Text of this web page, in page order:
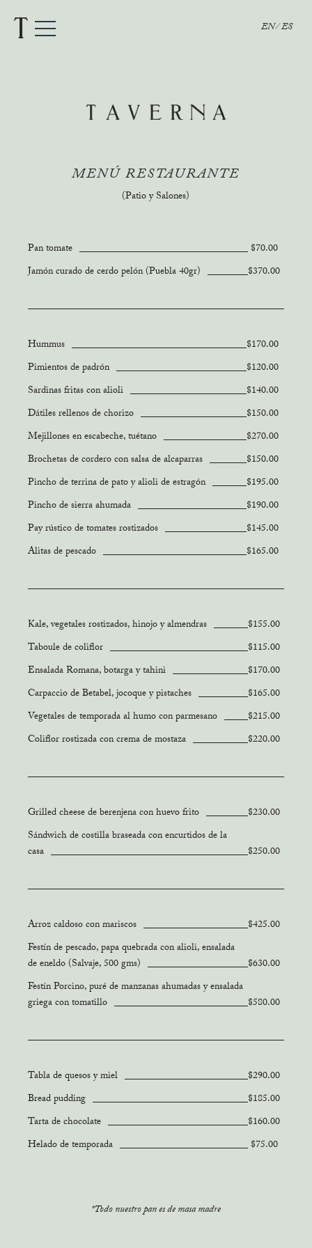
EN ES
MENÚ RESTAURANTE
(Patio y Salones)
Pan tomate
$70.00
Jamón curado de cerdo pelón (Puebla 40gr)
$370.00
Hummus
$170.00
Pimientos de padrón
$120.00
Sardinas fritas con alioli
$140.00
Dátiles rellenos de chorizo
$150.00
Mejillones en escabeche, tuétano
$270.00
Brochetas de cordero con salsa de alcaparras
$150.00
Pincho de terrina de pato y alioli de estragón
$195.00
Pincho de sierra ahumada
$190.00
Pay rústico de tomates rostizados
$145.00
Alitas de pescado
$165.00
Kale, vegetales rostizados, hinojo y almendras
$155.00
Taboule de coliflor
$115.00
Ensalada Romana, botarga y tahini
$170.00
Carpaccio de Betabel, jocoque y pistaches
$165.00
Vegetales de temporada al humo con parmesano
$215.00
Coliflor rostizada con crema de mostaza
$220.00
Grilled cheese de berenjena con huevo frito
$230.00
Sándwich de costilla braseada con encurtidos de la
casa
$250.00
Arroz caldoso con mariscos
$425.00
Festín de pescado, papa quebrada con alioli, ensalada
de eneldo (Salvaje, 500 gms)
$630.00
Festín Porcino, puré de manzanas ahumadas y ensalada
griega con tomatillo
$580.00
Tabla de quesos y miel
$290.00
Bread pudding
$185.00
Tarta de chocolate
$160.00
Helado de temporada
$75.00
*Todo nuestro pan es de masa madre